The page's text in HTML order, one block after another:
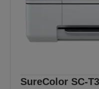
SureColor SC-